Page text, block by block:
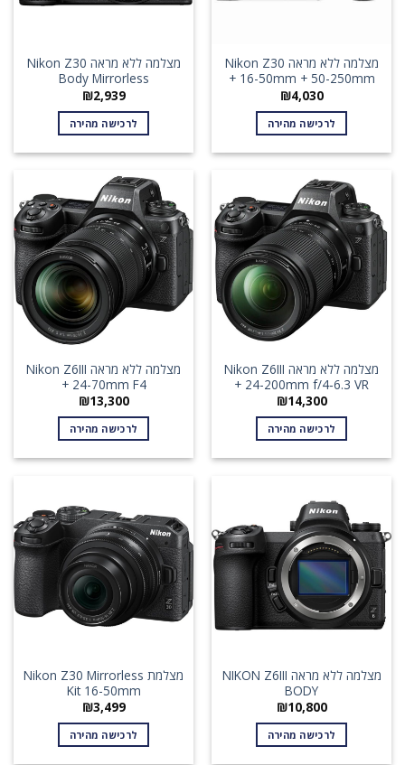
מצלמה ללא מראה Nikon Z30
+ 16-50mm + 50-250mm
₪4,030
לרכישה מהירה
מצלמה ללא מראה Nikon Z30
Body Mirrorless
₪2,939
לרכישה מהירה
מצלמה ללא מראה Nikon Z6III
+ 24-200mm f/4‑6.3 VR
₪14,300
לרכישה מהירה
מצלמה ללא מראה Nikon Z6III
+ 24-70mm F4
₪13,300
לרכישה מהירה
מצלמה ללא מראה NIKON Z6III
BODY
₪10,800
לרכישה מהירה
מצלמת Nikon Z30 Mirrorless
Kit 16-50mm
₪3,499
לרכישה מהירה